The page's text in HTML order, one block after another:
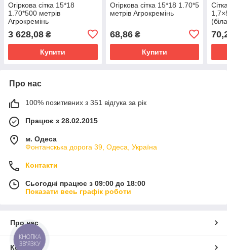
Огіркова сітка 15*18
1.70*500 метрів
Агрокремінь
3 628,08 ₴
Купити
Огіркова сітка 15*18 1.70*5
метрів Агрокремінь
68,86₴
Купити
Про нас
100% позитивних з 351 відгука за рік
Працює з 28.02.2015
м. Одеса
Фонтанскька дорога 39, Одеса, Україна
Контакти
Сьогодні працює з 09:00 до 18:00
Показати весь графік роботи
Про нас
Контакти
КНОПКА
ЗВ'ЯЗКУ